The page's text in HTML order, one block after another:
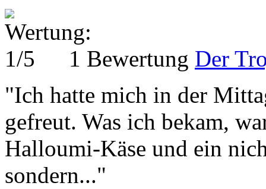
1 Bewertung Der
"Ich hatte mich in der
gefreut. Was ich bekam,
Halloumi-Käse und ein
sondern..."